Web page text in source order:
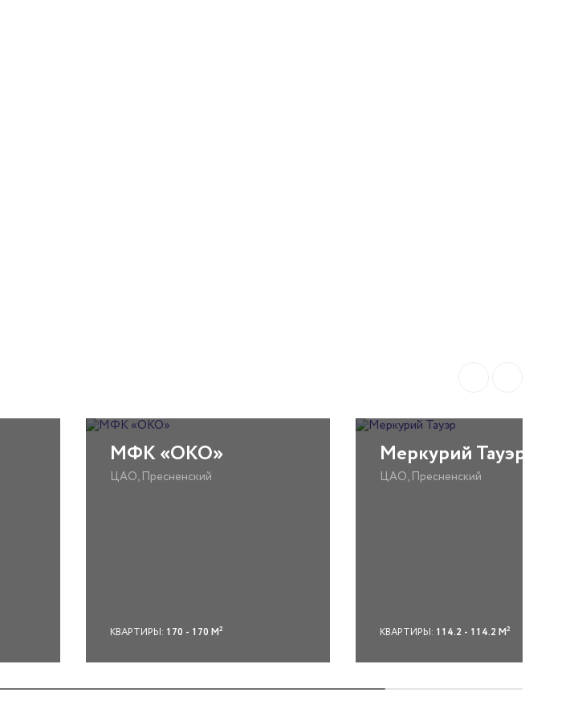
МФК «ОКО»
ЦАО, Пресненский
КВАРТИРЫ: 170 - 170 М2
Меркурий Тауэр
ЦАО, Пресненский
КВАРТИРЫ: 114.2 - 114.2 М2